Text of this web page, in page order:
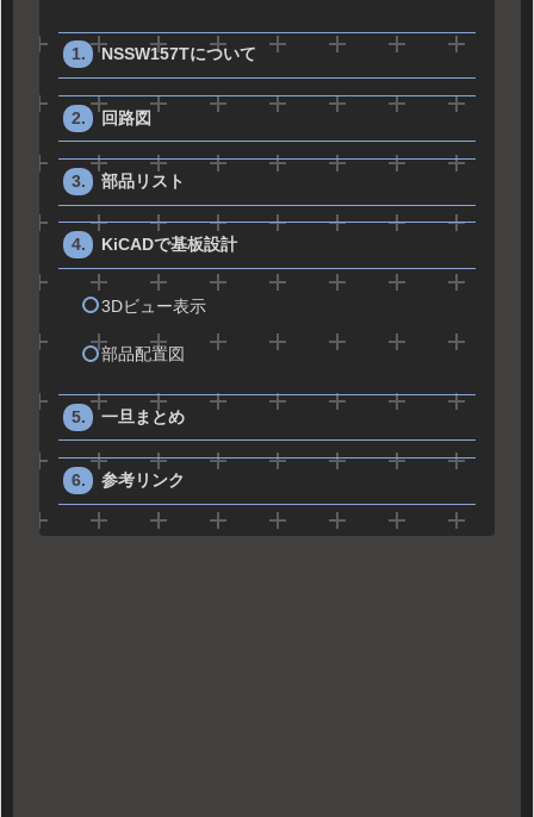
NSSW157Tについて
回路図
部品リスト
KiCADで基板設計
3Dビュー表示
部品配置図
一旦まとめ
参考リンク